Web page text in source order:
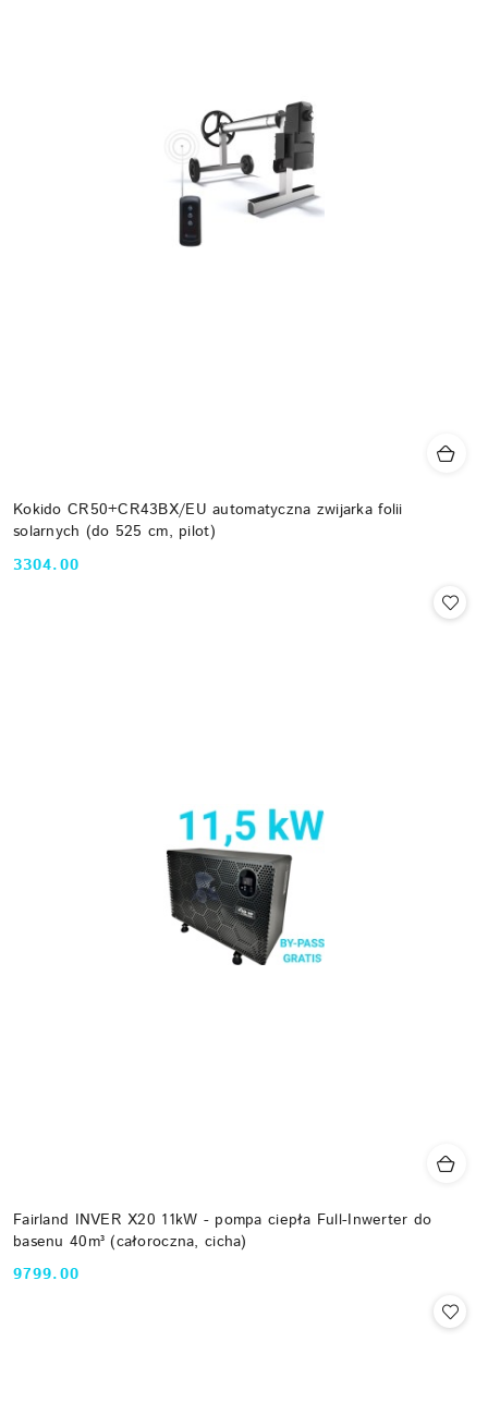
Kokido CR50+CR43BX/EU automatyczna zwijarka folii
solarnych (do 525 cm, pilot)
Cena:
3304.00
Fairland INVER X20 11kW - pompa ciepła Full-Inwerter do
basenu 40m³ (całoroczna, cicha)
Cena:
9799.00